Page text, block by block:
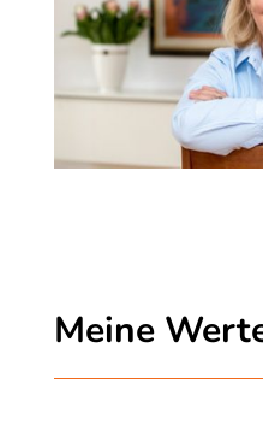
Meine